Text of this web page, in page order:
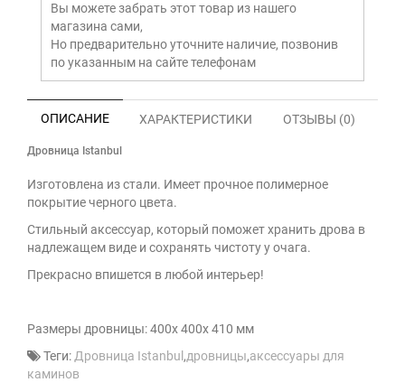
Вы можете забрать этот товар из нашего
магазина сами,
Но предварительно уточните наличие, позвонив
по указанным на сайте телефонам
ОПИСАНИЕ ХАРАКТЕРИСТИКИ ОТЗЫВЫ (0)
Дровница Istanbul
Изготовлена из стали. Имеет прочное полимерное
покрытие черного цвета.
Стильный аксессуар, который поможет хранить дрова в
надлежащем виде и сохранять чистоту у очага.
Прекрасно впишется в любой интерьер!
Размеры дровницы: 400х 400х 410 мм
Теги: Дровница Istanbul ,дровницы,аксессуары для
каминов